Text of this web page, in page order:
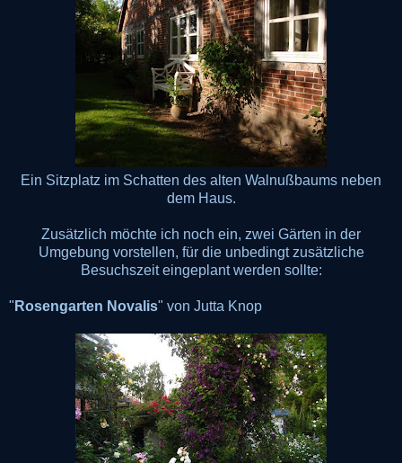
Ein Sitzplatz im Schatten des alten Walnußbaums neben
dem Haus.
Zusätzlich möchte ich noch ein, zwei Gärten in der
Umgebung vorstellen, für die unbedingt zusätzliche
Besuchszeit eingeplant werden sollte:
" Rosengarten Novalis" von Jutta Knop